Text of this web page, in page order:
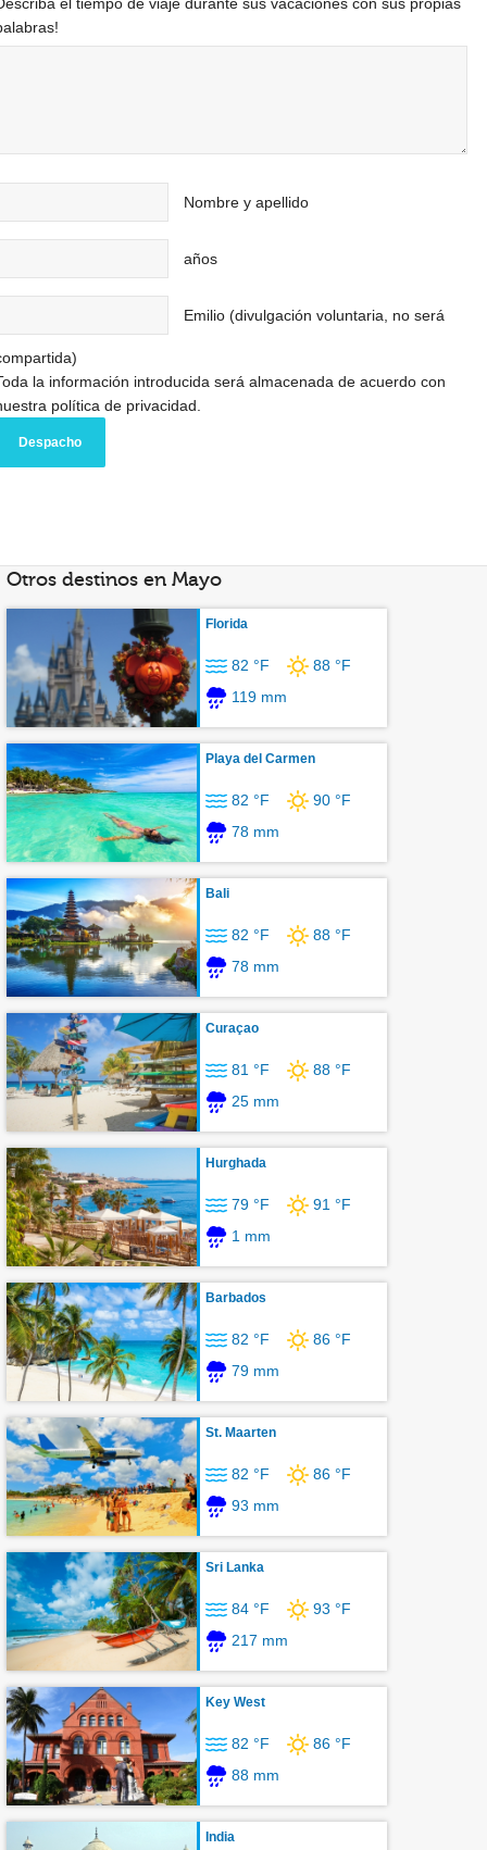
Nombre y apellido
años
Emilio (divulgación voluntaria, no será
la información introducida será almacenada de acuerdo con
política de privacidad.
Otros destinos en Mayo
Florida
82 °F
88 °F
119 mm
Playa del Carmen
82 °F
90 °F
78 mm
Bali
82 °F
88 °F
78 mm
Curaçao
81 °F
88 °F
25 mm
Hurghada
79 °F
91 °F
1 mm
Barbados
82 °F
86 °F
79 mm
St. Maarten
82 °F
86 °F
93 mm
Sri Lanka
84 °F
93 °F
217 mm
Key West
82 °F
86 °F
88 mm
India